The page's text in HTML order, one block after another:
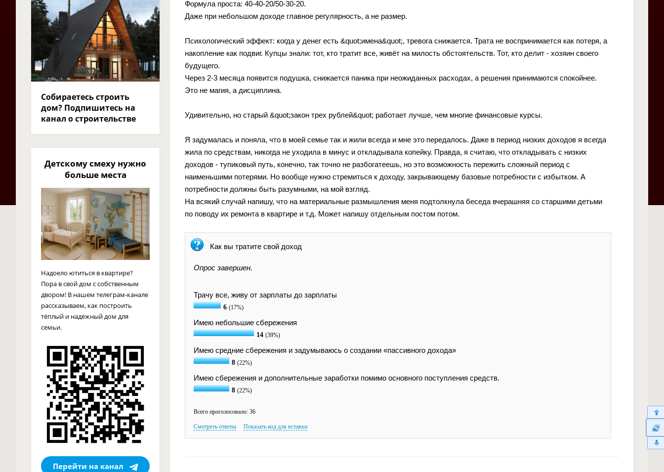
Формула проста: 40-40-20/50-30-20.
Даже при небольшом доходе главное регулярность, а не размер.
Психологический эффект: когда у денег есть &quot;имена&quot;, тревога снижается. Трата не воспринимается как потеря, а
накопление как подвиг. Купцы знали: тот, кто тратит все, живёт на милость обстоятельств. Тот, кто делит - хозяин своего
будущего.
Через 2-3 месяца появится подушка, снижается паника при неожиданных расходах, а решения принимаются спокойнее.
Это не магия, а дисциплина.
Удивительно, но старый &quot;закон трех рублей&quot; работает лучше, чем многие финансовые курсы.
Я задумалась и поняла, что в моей семье так и жили всегда и мне это передалось. Даже в период низких доходов я всегда
жила по средствам, никогда не уходила в минус и откладывала копейку. Правда, я считаю, что откладывать с низких
доходов - тупиковый путь, конечно, так точно не разбогатеешь, но это возможность пережить сложный период с
наименьшими потерями. Но вообще нужно стремиться к доходу, закрывающему базовые потребности с избытком. А
потребности должны быть разумными, на мой взгляд.
На всякий случай напишу, что на материальные размышления меня подтолкнула беседа вчерашняя со старшими детьми
по поводу их ремонта в квартире и т.д. Может напишу отдельным постом потом.
Как вы тратите свой доход
Опрос завершен.
Трачу все, живу от зарплаты до зарплаты
6 (17%)
Имею небольшие сбережения
14 (39%)
Имею средние сбережения и задумываюсь о создании «пассивного дохода»
8 (22%)
Имею сбережения и дополнительные заработки помимо основного поступления средств.
8 (22%)
Всего проголосовало: 36
Смотреть ответы Показать код для вставки
Собираетесь строить
дом? Подпишитесь на
канал о строительстве
Детскому смеху нужно
больше места
Надоело ютиться в квартире?
Пора в свой дом с собственным
двором! В нашем телеграм-канале
рассказываем, как построить
тёплый и надёжный дом для
семьи.
Перейти на канал